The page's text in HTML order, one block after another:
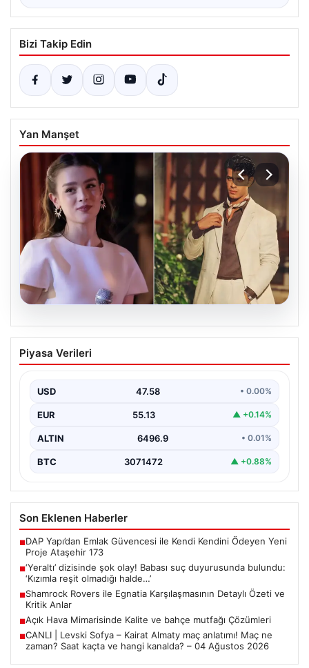
Bizi Takip Edin
Yan Manşet
‘Yeraltı’ dizisinde şok olay! Babası suç
duyurusunda bulundu: ‘Kızımla reşit
Piyasa Verileri
USD 47.58 • 0.00%
EUR 55.13 ▲ +0.14%
ALTIN 6496.9 • 0.01%
BTC 3071472 ▲ +0.88%
Son Eklenen Haberler
■DAP Yapı’dan Emlak Güvencesi ile Kendi Kendini Ödeyen Yeni
Proje Ataşehir 173
■‘Yeraltı’ dizisinde şok olay! Babası suç duyurusunda bulundu:
‘Kızımla reşit olmadığı halde…’
■Shamrock Rovers ile Egnatia Karşılaşmasının Detaylı Özeti ve
Kritik Anlar
■Açık Hava Mimarisinde Kalite ve bahçe mutfağı Çözümleri
■CANLI | Levski Sofya – Kairat Almaty maç anlatımı! Maç ne
zaman? Saat kaçta ve hangi kanalda? – 04 Ağustos 2026